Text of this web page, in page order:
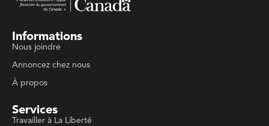
Informations
Nous joindre
Annoncez chez nous
À propos
Services
Travailler à La Liberté